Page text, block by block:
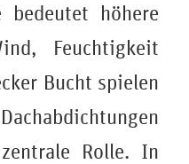
bedeutet höhere
Feuchtigkeit
Bucht spielen
Rolle. In